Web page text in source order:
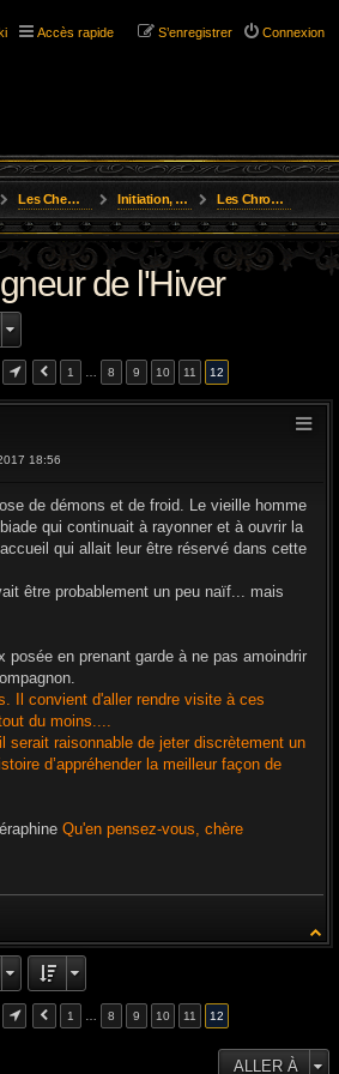
Accès rapide Connexion
S’enregistrer
Les Chemins de L'Aventure Initiation, Scénarios Courts Les Chroniques des Aventures
de l'Hiver
1 8 9 10 11 12
18:56
de démons et de froid. Le vieille homme
qui continuait à rayonner et à ouvrir la
qui allait leur être réservé dans cette
être probablement un peu naïf... mais
posée en prenant garde à ne pas amoindrir
Il convient d'aller rendre visite à ces
du moins....
serait raisonnable de jeter discrètement un
d’appréhender la meilleur façon de
Qu'en pensez-vous, chère
1 8 9 10 11 12
ALLER À